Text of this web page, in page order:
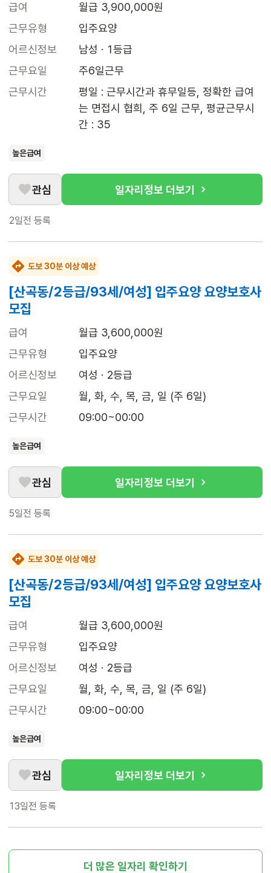
급여
월급 3,900,000원
근무유형
입주요양
어르신정보
남성 · 1등급
근무요일
주6일근무
근무시간
평일 : 근무시간과 휴무일등, 정확한 급여
는 면접시 협희, 주 6일 근무, 평균근무시
간 : 35
높은급여
관심 일자리정보 더보기
2일전 등록
도보 30분 이상 예상
[산곡동/2등급/93세/여성] 입주요양 요양보호사
모집
급여
월급 3,600,000원
근무유형
입주요양
어르신정보
여성 · 2등급
근무요일
월, 화, 수, 목, 금, 일 (주 6일)
근무시간
09:00~00:00
높은급여
관심 일자리정보 더보기
5일전 등록
도보 30분 이상 예상
[산곡동/2등급/93세/여성] 입주요양 요양보호사
모집
급여
월급 3,600,000원
근무유형
입주요양
어르신정보
여성 · 2등급
근무요일
월, 화, 수, 목, 금, 일 (주 6일)
근무시간
09:00~00:00
높은급여
관심 일자리정보 더보기
13일전 등록
더 많은 일자리 확인하기